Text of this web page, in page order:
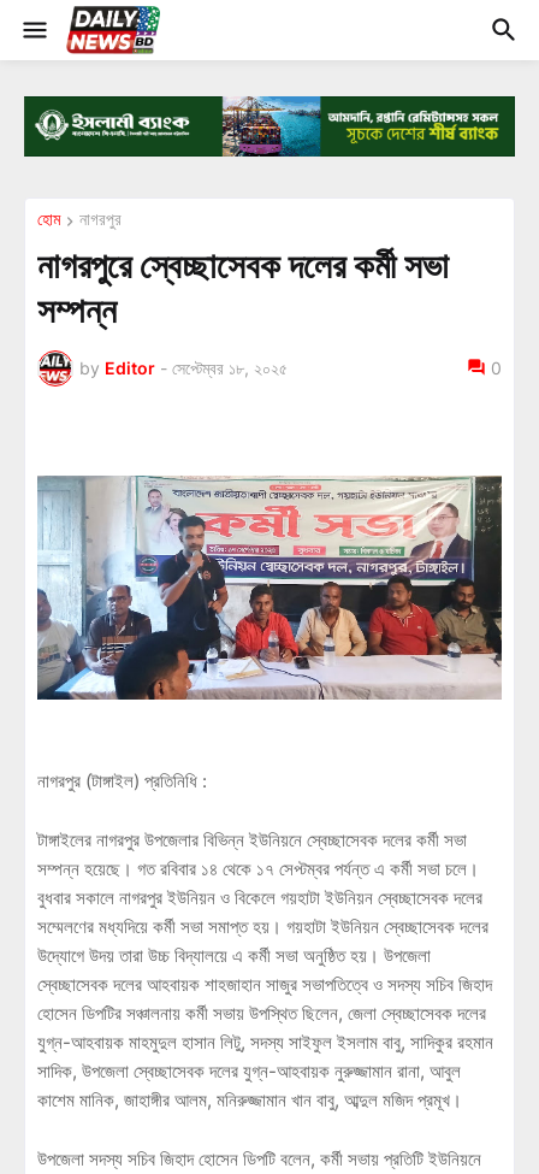
হোম নাগরপুর
নাগরপুরে স্বেচ্ছাসেবক দলের কর্মী সভা
সম্পন্ন
by Editor - সেপ্টেম্বর ১৮, ২০২৫ 0
নাগরপুর (টাঙ্গাইল) প্রতিনিধি :
টাঙ্গাইলের নাগরপুর উপজেলার বিভিন্ন ইউনিয়নে স্বেচ্ছাসেবক দলের কর্মী সভা
সম্পন্ন হয়েছে। গত রবিবার ১৪ থেকে ১৭ সেপ্টম্বর পর্যন্ত এ কর্মী সভা চলে।
বুধবার সকালে নাগরপুর ইউনিয়ন ও বিকেলে গয়হাটা ইউনিয়ন স্বেচ্ছাসেবক দলের
সম্মেলণের মধ্যদিয়ে কর্মী সভা সমাপ্ত হয়। গয়হাটা ইউনিয়ন স্বেচ্ছাসেবক দলের
উদ্যোগে উদয় তারা উচ্চ বিদ্যালয়ে এ কর্মী সভা অনুষ্ঠিত হয়। উপজেলা
স্বেচ্ছাসেবক দলের আহবায়ক শাহজাহান সাজুর সভাপতিত্বে ও সদস্য সচিব জিহাদ
হোসেন ডিপটির সঞ্চালনায় কর্মী সভায় উপস্থিত ছিলেন, জেলা স্বেচ্ছাসেবক দলের
যুগ্ন-আহবায়ক মাহমুদুল হাসান লিটু, সদস্য সাইফুল ইসলাম বাবু, সাদিকুর রহমান
সাদিক, উপজেলা স্বেচ্ছাসেবক দলের যুগ্ন-আহবায়ক নুরুজ্জামান রানা, আবুল
কাশেম মানিক, জাহাঙ্গীর আলম, মনিরুজ্জামান খান বাবু, আব্দুল মজিদ প্রমূখ।
উপজেলা সদস্য সচিব জিহাদ হোসেন ডিপটি বলেন, কর্মী সভায় প্রতিটি ইউনিয়নে